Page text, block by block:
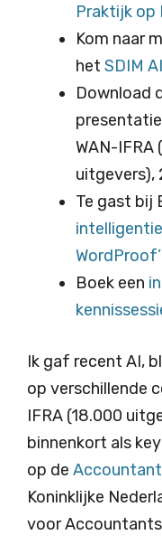
Praktijk op
Kom naar
het SDIM
Download
WAN-IFRA
uitgevers),
Te gast bij
WordProof’
Boek een
Ik gaf recent AI,
op verschillende
IFRA (18.000
binnenkort als
op de
Koninklijke
voor